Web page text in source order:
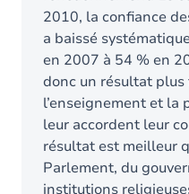
2010, la confiance
a baissé
en 2007 à 54 % en
donc un résultat
l’enseignement et la
leur accordent leur
résultat est meilleur
Parlement, du
institutions